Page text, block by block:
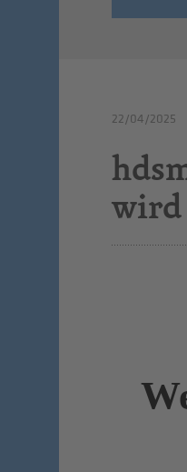
22/04/2025
wird